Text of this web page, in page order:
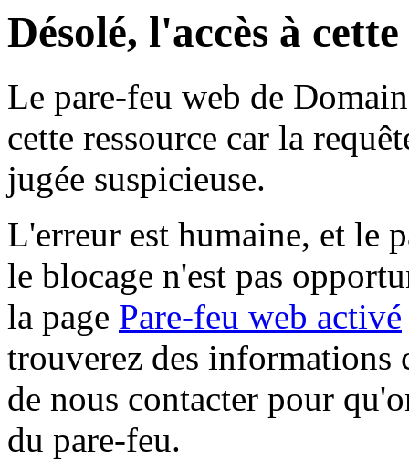
Désolé, l'accès à
Le pare-feu web de
cette ressource car la
jugée suspicieuse.
L'erreur est humaine, et le
le blocage n'est pas
la page Pare-feu web activé
trouverez des informations
de nous contacter pour
du pare-feu.